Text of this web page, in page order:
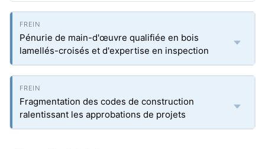
Pénurie de main-d'œuvre qualifiée en bois
lamellés-croisés et d'expertise en inspection
Fragmentation des codes de construction
ralentissant les approbations de projets